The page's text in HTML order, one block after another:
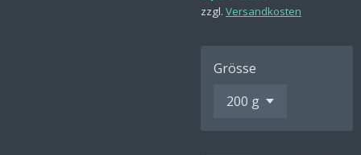
zzgl. Versandkosten
Grösse